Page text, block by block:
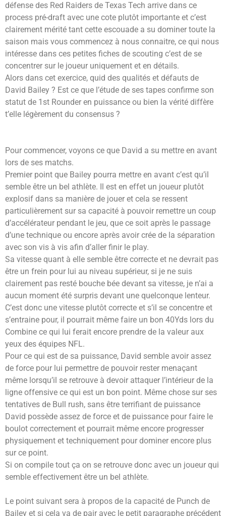
défense des Red Raiders de Texas Tech arrive dans ce
process pré-draft avec une cote plutôt importante et c’est
clairement mérité tant cette escouade a su dominer toute la
saison mais vous commencez à nous connaitre, ce qui nous
intéresse dans ces petites fiches de scouting c’est de se
concentrer sur le joueur uniquement et en détails.
Alors dans cet exercice, quid des qualités et défauts de
David Bailey ? Est ce que l’étude de ses tapes confirme son
statut de 1st Rounder en puissance ou bien la vérité diffère
t’elle légèrement du consensus ?
Pour commencer, voyons ce que David a su mettre en avant
lors de ses matchs.
Premier point que Bailey pourra mettre en avant c’est qu’il
semble être un bel athlète. Il est en effet un joueur plutôt
explosif dans sa manière de jouer et cela se ressent
particulièrement sur sa capacité à pouvoir remettre un coup
d’accélérateur pendant le jeu, que ce soit après le passage
d’une technique ou encore après avoir crée de la séparation
avec son vis à vis afin d’aller finir le play.
Sa vitesse quant à elle semble être correcte et ne devrait pas
être un frein pour lui au niveau supérieur, si je ne suis
clairement pas resté bouche bée devant sa vitesse, je n’ai a
aucun moment été surpris devant une quelconque lenteur.
C’est donc une vitesse plutôt correcte et s’il se concentre et
s’entraine pour, il pourrait même faire un bon 40Yds lors du
Combine ce qui lui ferait encore prendre de la valeur aux
yeux des équipes NFL.
Pour ce qui est de sa puissance, David semble avoir assez
de force pour lui permettre de pouvoir rester menaçant
même lorsqu’il se retrouve à devoir attaquer l’intérieur de la
ligne offensive ce qui est un bon point. Même chose sur ses
tentatives de Bull rush, sans être terrifiant de puissance
David possède assez de force et de puissance pour faire le
boulot correctement et pourrait même encore progresser
physiquement et techniquement pour dominer encore plus
sur ce point.
Si on compile tout ça on se retrouve donc avec un joueur qui
semble effectivement être un bel athlète.
Le point suivant sera à propos de la capacité de Punch de
Bailey et si cela va de pair avec le petit paragraphe précédent